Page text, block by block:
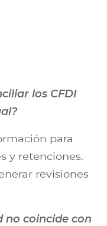
los CFDI
para
y retenciones.
revisiones
no coincide con